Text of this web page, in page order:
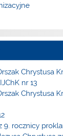
Chrystusa
nr 13
Chrystusa
9. rocznicy